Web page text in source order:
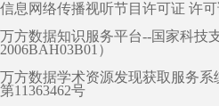
信息网络传播视听节目许可证 许可
万方数据知识服务平台--国家科技
2006BAH03B01）
万方数据学术资源发现获取服务
第11363462号